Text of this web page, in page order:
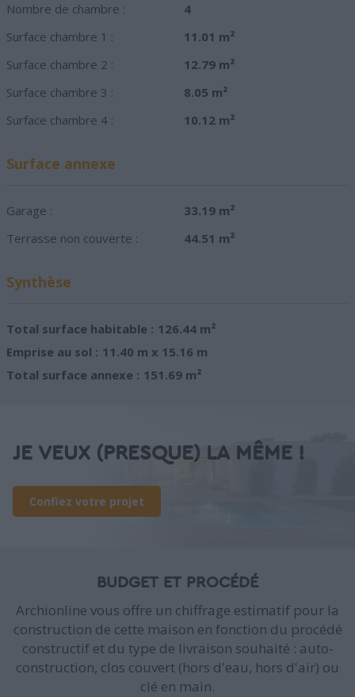
Nombre de chambre :
4
Surface chambre 1 :
11.01 m²
Surface chambre 2 :
12.79 m²
Surface chambre 3 :
8.05 m²
Surface chambre 4 :
10.12 m²
Surface annexe
Garage :
33.19 m²
Terrasse non couverte :
44.51 m²
Synthèse
Total surface habitable : 126.44 m²
Emprise au sol : 11.40 m x 15.16 m
Total surface annexe : 151.69 m²
JE VEUX (PRESQUE) LA MÊME !
Confiez votre projet
BUDGET ET PROCÉDÉ
Archionline vous offre un chiffrage estimatif pour la
construction de cette maison en fonction du procédé
constructif et du type de livraison souhaité : auto-
construction, clos couvert (hors d'eau, hors d'air) ou
clé en main.